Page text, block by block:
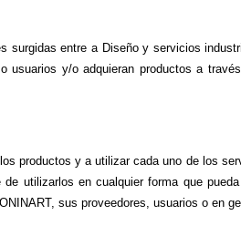
surgidas entre a Diseño y servicios
y/o adquieran productos a
productos y a utilizar cada uno de los
utilizarlos en cualquier forma que
sus proveedores, usuarios o en